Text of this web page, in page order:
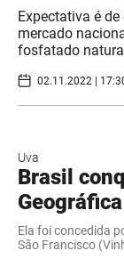
Expectativa é
mercado
fosfatado natural
02.11.2022 |
Uva
Brasil
Ela foi concedida
São Francisco